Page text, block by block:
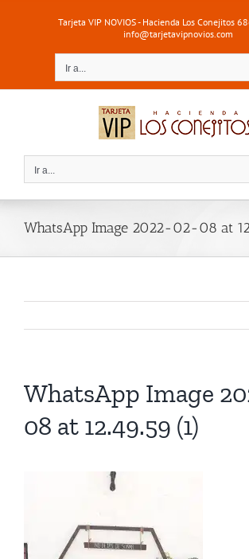
Tarjeta VIP NOVIOS - Hacienda Los Conejitos
info@tarjetavipnovios.com
Ir a...
Ir a...
WhatsApp Image 2022-02-08 at
WhatsApp Image
08 at 12.49.59 (1)